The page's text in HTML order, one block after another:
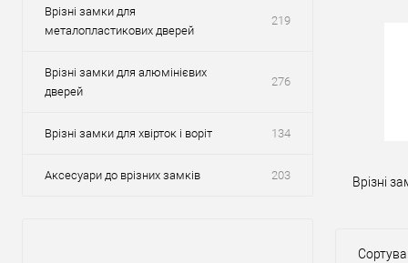
Врізні замки для
металопластикових дверей
219
Врізні замки для алюмінієвих
дверей
276
Врізні замки для хвірток і воріт 134
Аксесуари до врізних замків 203 Врізні